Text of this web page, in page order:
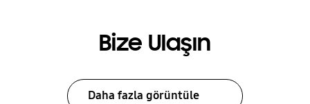
Bize Ulaşın
Daha fazla görüntüle